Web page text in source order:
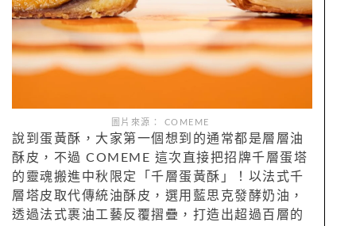
圖片來源： COMEME
說到蛋黃酥，大家第一個想到的通常都是層層油
酥皮，不過 COMEME 這次直接把招牌千層蛋塔
的靈魂搬進中秋限定「千層蛋黃酥」！以法式千
層塔皮取代傳統油酥皮，選用藍思克發酵奶油，
透過法式裹油工藝反覆摺疊，打造出超過百層的